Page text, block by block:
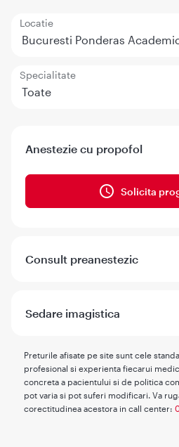
Locatie
Bucuresti Ponderas
Specialitate
Toate
Anestezie cu propofol
Solicita
Consult preanestezic
Sedare imagistica
Preturile afisate pe site sunt cele
profesional si experienta fiecarui
concreta a pacientului si de politica
pot varia si pot suferi modificari. Va
corectitudinea acestora in call center: